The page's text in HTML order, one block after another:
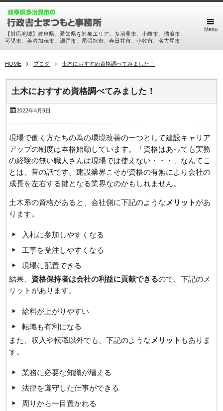
【対応地域】岐阜県、愛知県を対象エリア。多治見市、土岐市、瑞浪市、
可児市、美濃加茂市、瀬戸市、尾張旭市、春日井市、小牧市、名古屋市
Menu
HOME ブログ 土木におすすめ資格調べてみました！
土木におすすめ資格調べてみました！
2022年4月9日
現場で働く方たちの為の環境改善の一つとして建設キャリア
アップの制度は本格始動しています。「資格はあっても実務
の経験の無い職人さんは現場では使えない・・・」なんてこ
とは、昔の話です。建設業界こそが資格の有無により会社の
成長を左右する鍵となる業界なのかもしれません。
土木系の資格があると、会社側に下記のような メリット があ
ります。
入札に参加しやすくなる
工事を受注しやすくなる
現場に配置できる
結果、 資格保持者は会社の利益に貢献できるので、下記のメ
リットがあります。
給料が上がりやすい
転職も有利になる
また、収入や転職以外でも、下記のような メリット もありま
す。
業務に必要な知識が増える
法律を遵守した仕事ができる
周りから一目置かれる